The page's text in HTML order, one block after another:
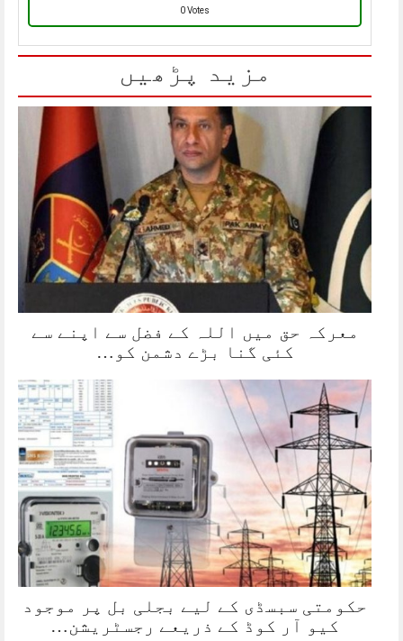
0 Votes
مزید پڑھیں
معرکہ حق میں اللہ کے فضل سے اپنے سے
کئی گنا بڑے دشمن کو…
حکومتی سبسڈی کے لیے بجلی بل پر موجود
کیو آر کوڈ کے ذریعے رجسٹریشن…